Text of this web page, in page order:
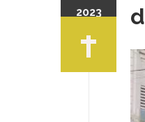
2023